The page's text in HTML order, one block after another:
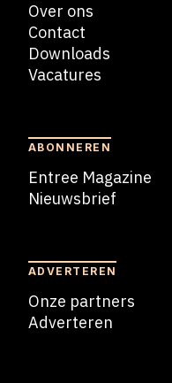
Over ons
Contact
Downloads
Vacatures
ABONNEREN
Entree Magazine
Nieuwsbrief
ADVERTEREN
Onze partners
Adverteren